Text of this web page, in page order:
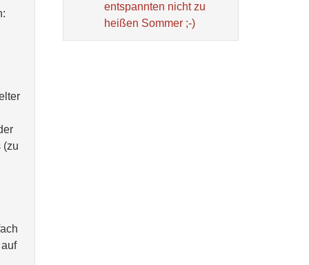
(zu
entspannten nicht zu
heißen Sommer ;-)